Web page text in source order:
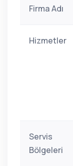
Firma Adı
Hizmetler
Servis
Bölgeleri